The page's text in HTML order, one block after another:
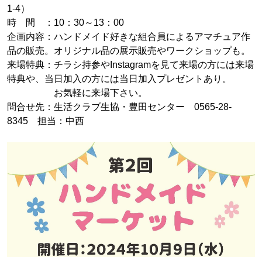
1-4）
時 間 ：10：30～13：00
企画内容：ハンドメイド好きな組合員によるアマチュア作
品の販売。オリジナル品の展示販売やワークショップも。
来場特典：チラシ持参やInstagramを見て来場の方には来場
特典や、当日加入の方には当日加入プレゼントあり。
お気軽に来場下さい。
問合せ先：生活クラブ生協・豊田センター 0565-28-
8345 担当：中西